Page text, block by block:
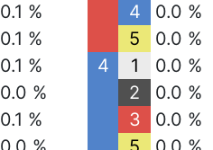
0.1 %
0.1 %
0.1 %
0.0 %
0.1 %
4
0.0 %
5
0.0 %
4
1
0.0 %
2
0.0 %
3
0.0 %